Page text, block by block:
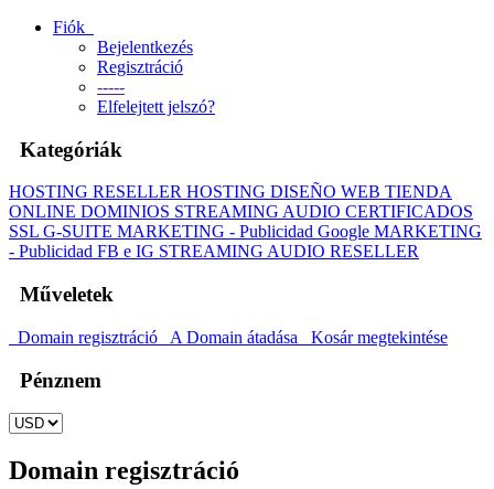
Fiók
Bejelentkezés
Regisztráció
-----
Elfelejtett jelszó?
Kategóriák
HOSTING RESELLER HOSTING DISEÑO WEB TIENDA
ONLINE DOMINIOS STREAMING AUDIO CERTIFICADOS
SSL G-SUITE MARKETING - Publicidad Google MARKETING
- Publicidad FB e IG STREAMING AUDIO RESELLER
Műveletek
Domain regisztráció A Domain átadása Kosár megtekintése
Pénznem
Domain regisztráció